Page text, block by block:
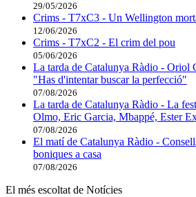
29/05/2026
Crims - T7xC3 - Un Wellington
12/06/2026
Crims - T7xC2 - El crim del pou
05/06/2026
La tarda de Catalunya Ràdio - Oriol
"Has d'intentar buscar la perfecció"
07/08/2026
La tarda de Catalunya Ràdio - La
Olmo, Eric Garcia, Mbappé, Ester
07/08/2026
El matí de Catalunya Ràdio -
boniques a casa
07/08/2026
El més escoltat de Notícies